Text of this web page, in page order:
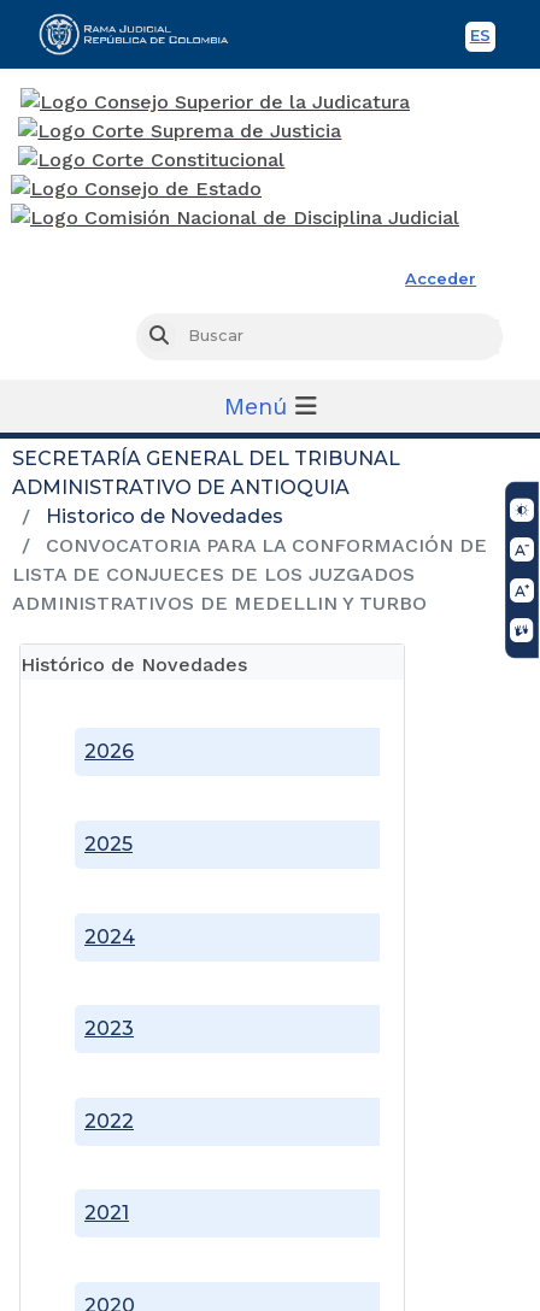
ES
Acceder
Buscar
Menú
SECRETARÍA GENERAL DEL TRIBUNAL
ADMINISTRATIVO DE ANTIOQUIA
Historico de Novedades
CONVOCATORIA PARA LA CONFORMACIÓN DE
LISTA DE CONJUECES DE LOS JUZGADOS
ADMINISTRATIVOS DE MEDELLIN Y TURBO
Histórico de Novedades
2020
2021
2022
2023
2024
2025
2026